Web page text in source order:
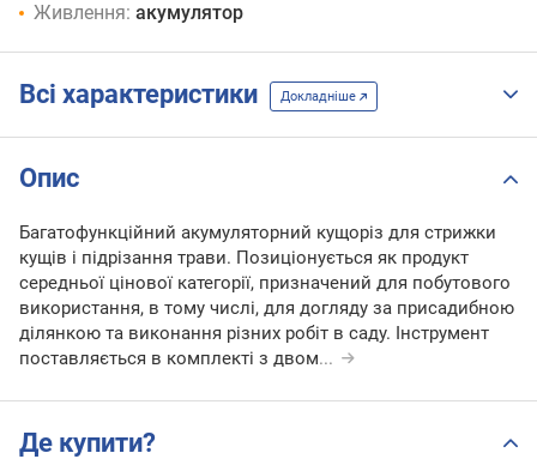
Живлення: акумулятор
Всі характеристики Докладніше
Опис
Багатофункційний акумуляторний кущоріз для стрижки
кущів і підрізання трави. Позиціонується як продукт
середньої цінової категорії, призначений для побутового
використання, в тому числі, для догляду за присадибною
ділянкою та виконання різних робіт в саду. Інструмент
поставляється в комплекті з двом...
Де купити?